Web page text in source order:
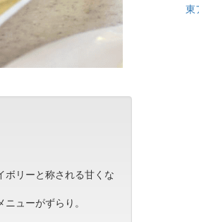
ボリーと称される甘くな
ューがずらり。
東